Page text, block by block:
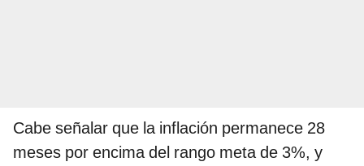
Cabe señalar que la inflación permanece 28
meses por encima del rango meta de 3%, y